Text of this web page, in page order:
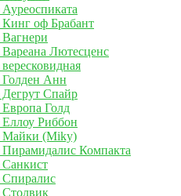
Кинг оф Брабант
Вагнери
Вареана Лютесценс
Голден Анн
Дегрут Спайр
Европа Голд
Еллоу Риббон
Майки (Miky)
Пирамидалис Компакта
Санкист
Спиралис
Столвик